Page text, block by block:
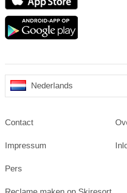
Google
Nederlands
Contact
Impressum
Pers